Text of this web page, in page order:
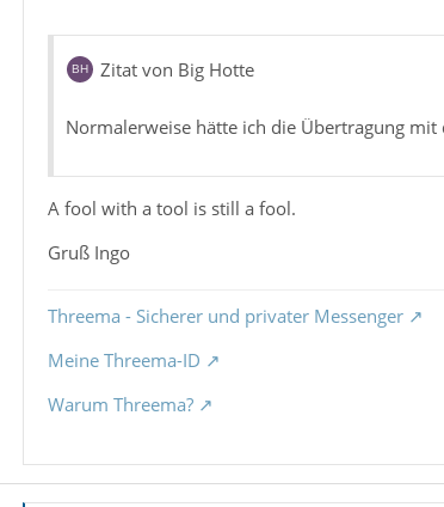
Zitat von Big Hotte
Normalerweise hätte ich die Übertragung
A fool with a tool is still a fool.
Gruß Ingo
Threema - Sicherer und privater Messenger
Meine Threema-ID
Warum Threema?